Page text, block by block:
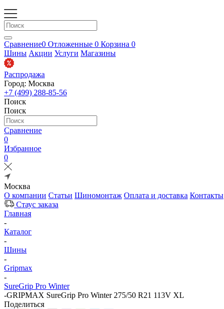
Сравнение0 Отложенные 0 Корзина 0
Шины Акции Услуги Магазины
Распродажа
Город: Москва
+7 (499) 288-85-56
Поиск
Поиск
Сравнение
0
Избранное
0
Москва
О компании Статьи Шиномонтаж Оплата и доставка Контакты
Стаус заказа
Главная
-
Каталог
-
Шины
-
Gripmax
-
SureGrip Pro Winter
-GRIPMAX SureGrip Pro Winter 275/50 R21 113V XL
Поделиться